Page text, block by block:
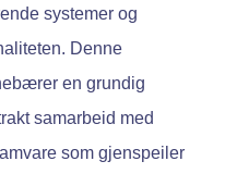
systemer og
Denne
en grundig
samarbeid med
som gjenspeiler